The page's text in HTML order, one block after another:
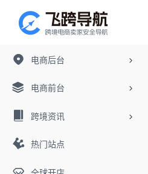
电商后台
电商前台
跨境资讯
热门站点